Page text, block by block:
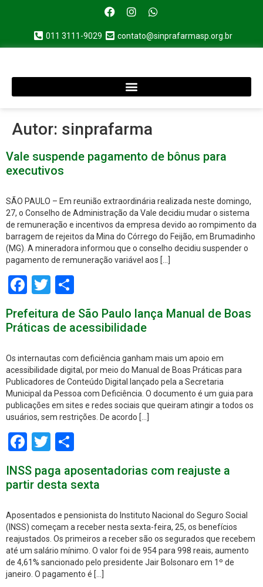
011 3111-9029 contato@sinprafarmasp.org.br
Autor: sinprafarma
Vale suspende pagamento de bônus para
executivos
SÃO PAULO – Em reunião extraordinária realizada neste domingo,
27, o Conselho de Administração da Vale decidiu mudar o sistema
de remuneração e incentivos da empresa devido ao rompimento da
barragem de rejeitos da Mina do Córrego do Feijão, em Brumadinho
(MG). A mineradora informou que o conselho decidiu suspender o
pagamento de remuneração variável aos […]
Facebook
Twitter
Prefeitura de São Paulo lança Manual de Boas
Práticas de acessibilidade
Os internautas com deficiência ganham mais um apoio em
acessibilidade digital, por meio do Manual de Boas Práticas para
Publicadores de Conteúdo Digital lançado pela a Secretaria
Municipal da Pessoa com Deficiência. O documento é um guia para
publicações em sites e redes sociais que queiram atingir a todos os
usuários, sem restrições. De acordo […]
Facebook
Twitter
INSS paga aposentadorias com reajuste a
partir desta sexta
Aposentados e pensionista do Instituto Nacional do Seguro Social
(INSS) começam a receber nesta sexta-feira, 25, os benefícios
reajustados. Os primeiros a receber são os segurados que recebem
até um salário mínimo. O valor foi de 954 para 998 reais, aumento
de 4,61% sancionado pelo presidente Jair Bolsonaro em 1º de
janeiro. O pagamento é […]